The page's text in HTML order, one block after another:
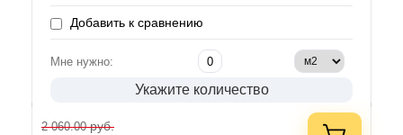
Добавить к сравнению
Мне нужно:
Укажите количество
2 060.00руб.